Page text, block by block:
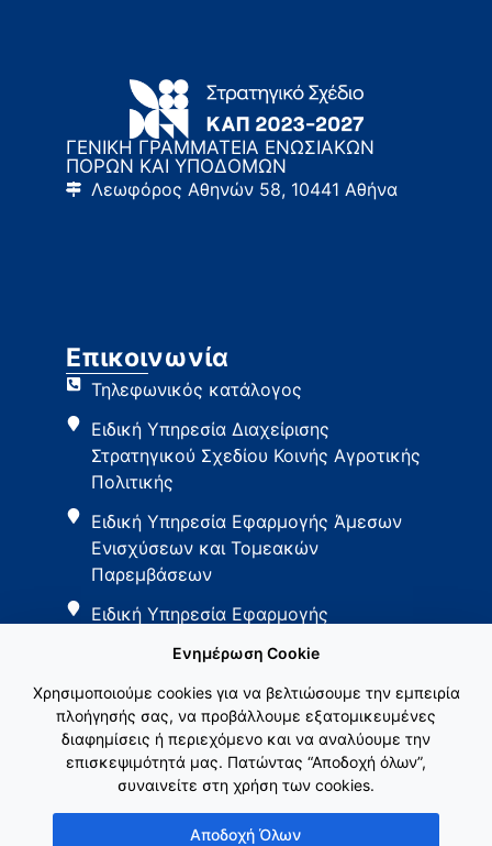
ΓΕΝΙΚΗ ΓΡΑΜΜΑΤΕΙΑ ΕΝΩΣΙΑΚΩΝ
ΠΟΡΩΝ ΚΑΙ ΥΠΟΔΟΜΩΝ
Λεωφόρος Αθηνών 58, 10441 Αθήνα
Επικοινωνία
Τηλεφωνικός κατάλογος
Ειδική Υπηρεσία Διαχείρισης
Στρατηγικού Σχεδίου Κοινής Αγροτικής
Πολιτικής
Ειδική Υπηρεσία Εφαρμογής Άμεσων
Ενισχύσεων και Τομεακών
Παρεμβάσεων
Ειδική Υπηρεσία Εφαρμογής
Εθνικό Δίκτυο ΚΑΠ
Ενημέρωση Cookie
Χρησιμοποιούμε cookies για να βελτιώσουμε την εμπειρία
πλοήγησής σας, να προβάλλουμε εξατομικευμένες
διαφημίσεις ή περιεχόμενο και να αναλύουμε την
επισκεψιμότητά μας. Πατώντας “Αποδοχή όλων”,
συναινείτε στη χρήση των cookies.
Αποδοχή Όλων